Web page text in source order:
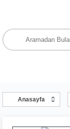
Anasayfa